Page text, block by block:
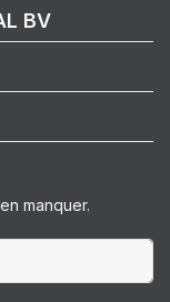
BV
manquer.